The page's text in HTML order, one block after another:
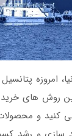
امروزه
روش های خرید
و محصولات